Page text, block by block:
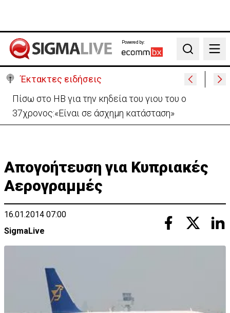
Powered by:
Search
Έκτακτες ειδήσεις
Πίσω στο ΗΒ για την κηδεία του γιου του ο
37χρονος:«Είναι σε άσχημη κατάσταση»
Απογοήτευση για Κυπριακές
Αερογραμμές
16.01.2014 07:00
SigmaLive